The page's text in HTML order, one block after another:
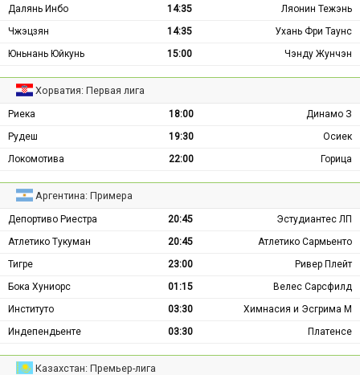
Далянь Инбо
14:35
Ляонин Тежэнь
Чжэцзян
14:35
Ухань Фри Таунс
Юньнань Юйкунь
15:00 Чэнду Жунчэн
Хорватия: Первая лига
Риека 18:00
Динамо З
Рудеш
19:30
Осиек
Локомотива
22:00 Горица
Аргентина: Примера
Депортиво Риестра 20:45
Эстудиантес ЛП
Атлетико Тукуман
20:45
Атлетико Сармьенто
Тигре
23:00
Ривер Плейт
Бока Хуниорс
01:15
Велес Сарсфилд
Институто
03:30
Химнасия и Эсгрима М
Индепендьенте
03:30 Платенсе
Казахстан: Премьер-лига